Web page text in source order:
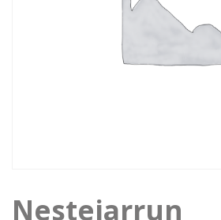
Nestejarrun